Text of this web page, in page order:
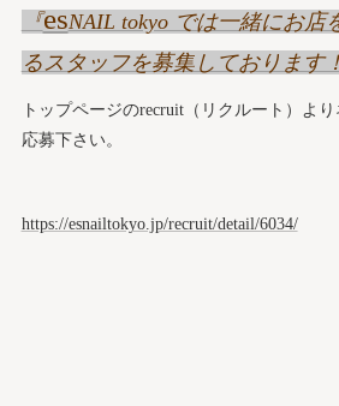
『esNAIL tokyo では一緒にお店
るスタッフを募集しております
トップページのrecruit（リクルート）よ
応募下さい。
https://esnailtokyo.jp/recruit/detail/6034/